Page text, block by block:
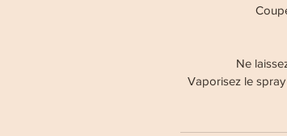
Ne
Vaporisez le